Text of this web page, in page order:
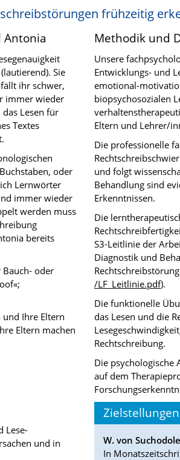
frühzeitig
Antonia
Sie
ihr schwer,
immer wieder
Lesen für
Textes
oder
Lernwörter
immer wieder
werden muss
bereits
Bauch- oder
Ihre Eltern
Eltern machen
Methodik und
Unsere
Entwicklungs- und
emotional-
biopsychosozialen
Eltern und Lehrer/
Die professionelle
und folgt
Behandlung sind
Erkenntnissen.
Die
S3-Leitlinie der
Diagnostik und
/LF_Leitlinie.pdf).
Die funktionelle
das Lesen und die
Rechtschreibung.
Die psychologische
auf dem
Lese-
und in
W. von
In